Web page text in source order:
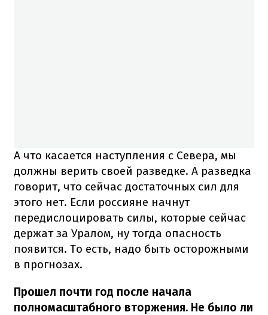
А что касается наступления с Севера, мы
должны верить своей разведке. А разведка
говорит, что сейчас достаточных сил для
этого нет. Если россияне начнут
передислоцировать силы, которые сейчас
держат за Уралом, ну тогда опасность
появится. То есть, надо быть осторожными
в прогнозах.
Прошел почти год после начала
полномасштабного вторжения. Не было ли